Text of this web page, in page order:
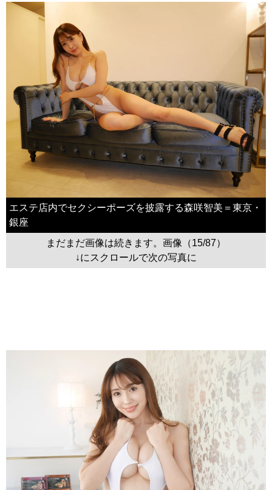
エステ店内でセクシーポーズを披露する森咲智美＝東京・
銀座
まだまだ画像は続きます。画像（15/87）
↓にスクロールで次の写真に